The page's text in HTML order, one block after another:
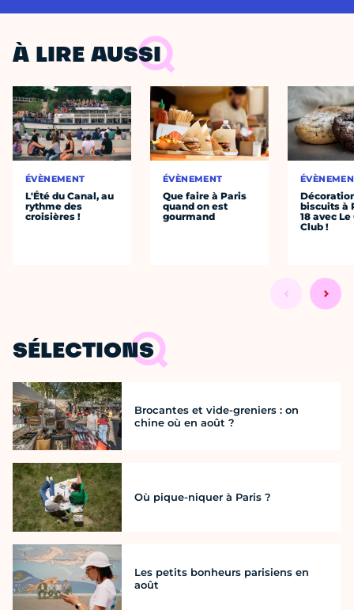
À LIRE AUSSI
ÉVÈNEMENT
L'Été du Canal, au
rythme des
croisières !
ÉVÈNEMENT
Que faire à Paris
quand on est
gourmand
biscuits à
18 avec
Club !
SÉLECTIONS
Brocantes et vide-greniers : on
chine où en août ?
Où pique-niquer à Paris ?
Les petits bonheurs parisiens en
août